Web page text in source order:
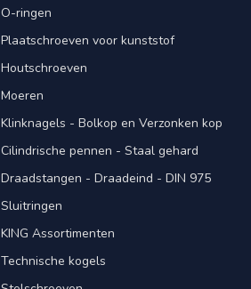
O-ringen
Plaatschroeven voor kunststof
Houtschroeven
Moeren
Klinknagels - Bolkop en Verzonken kop
Cilindrische pennen - Staal gehard
Draadstangen - Draadeind - DIN 975
Sluitringen
KING Assortimenten
Technische kogels